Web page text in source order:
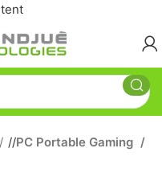
/ PC Portable Gaming